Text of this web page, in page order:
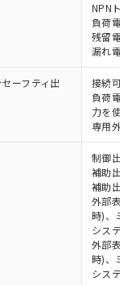
NPNトラ
負荷電流
残留電圧
漏れ電流
ーフティ出
接続可能
負荷電流
力を使用
専用外部
制御出力
補助出力
補助出力
外部表示
時)、ミ
システム
外部表示
時)、ミ
システム